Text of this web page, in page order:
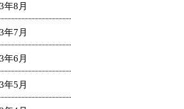
年8月
年7月
年6月
年5月